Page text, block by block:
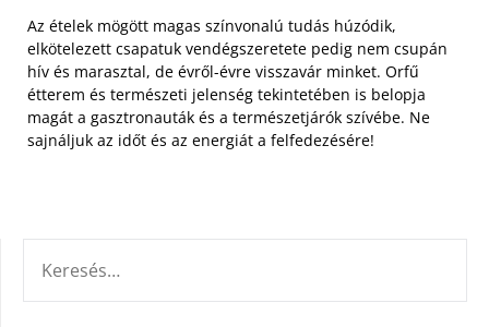
Az ételek mögött magas színvonalú tudás húzódik,
elkötelezett csapatuk vendégszeretete pedig nem csupán
hív és marasztal, de évről-évre visszavár minket. Orfű
étterem és természeti jelenség tekintetében is belopja
magát a gasztronauták és a természetjárók szívébe. Ne
sajnáljuk az időt és az energiát a felfedezésére!